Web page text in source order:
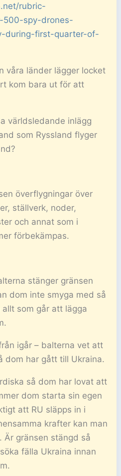
rubric-
500-spy-drones-
during-first-quarter-of-
våra länder lägger locket
kom bara ut för att
världsledande inlägg
som Ryssland flyger
överflygningar över
ställverk, noder,
och annat som i
förbekämpas.
stänger gränsen
dom inte smyga med så
som går att lägga
igår – balterna vet att
dom har gått till Ukraina.
så dom har lovat att
dom starta sin egen
att RU släpps in i
krafter kan man
Är gränsen stängd så
fälla Ukraina innan